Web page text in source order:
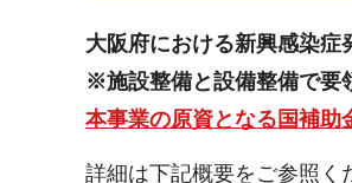
大阪府における新興感染
※施設整備と設備整備で要
本事業の原資となる国補助
詳細は下記概要をご参照く